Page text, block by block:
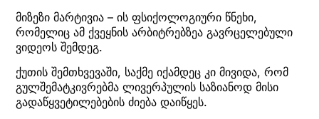
მიზეზი მარტივია – ის ფსიქოლოგიური წნეხი,
რომელიც ამ ქვეყნის არბიტრებზეა გავრცელებული
ვიდეოს შემდეგ.
ქუთის შემთხვევაში, საქმე იქამდეც კი მივიდა, რომ
გულშემატკივრებმა ლივერპულის საზიანოდ მისი
გადაწყვეტილებების ძიება დაიწყეს.